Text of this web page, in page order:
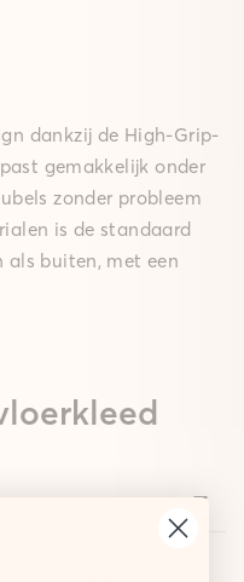
dankzij de High-Grip-
gemakkelijk onder
zonder probleem
is de standaard
als buiten, met een